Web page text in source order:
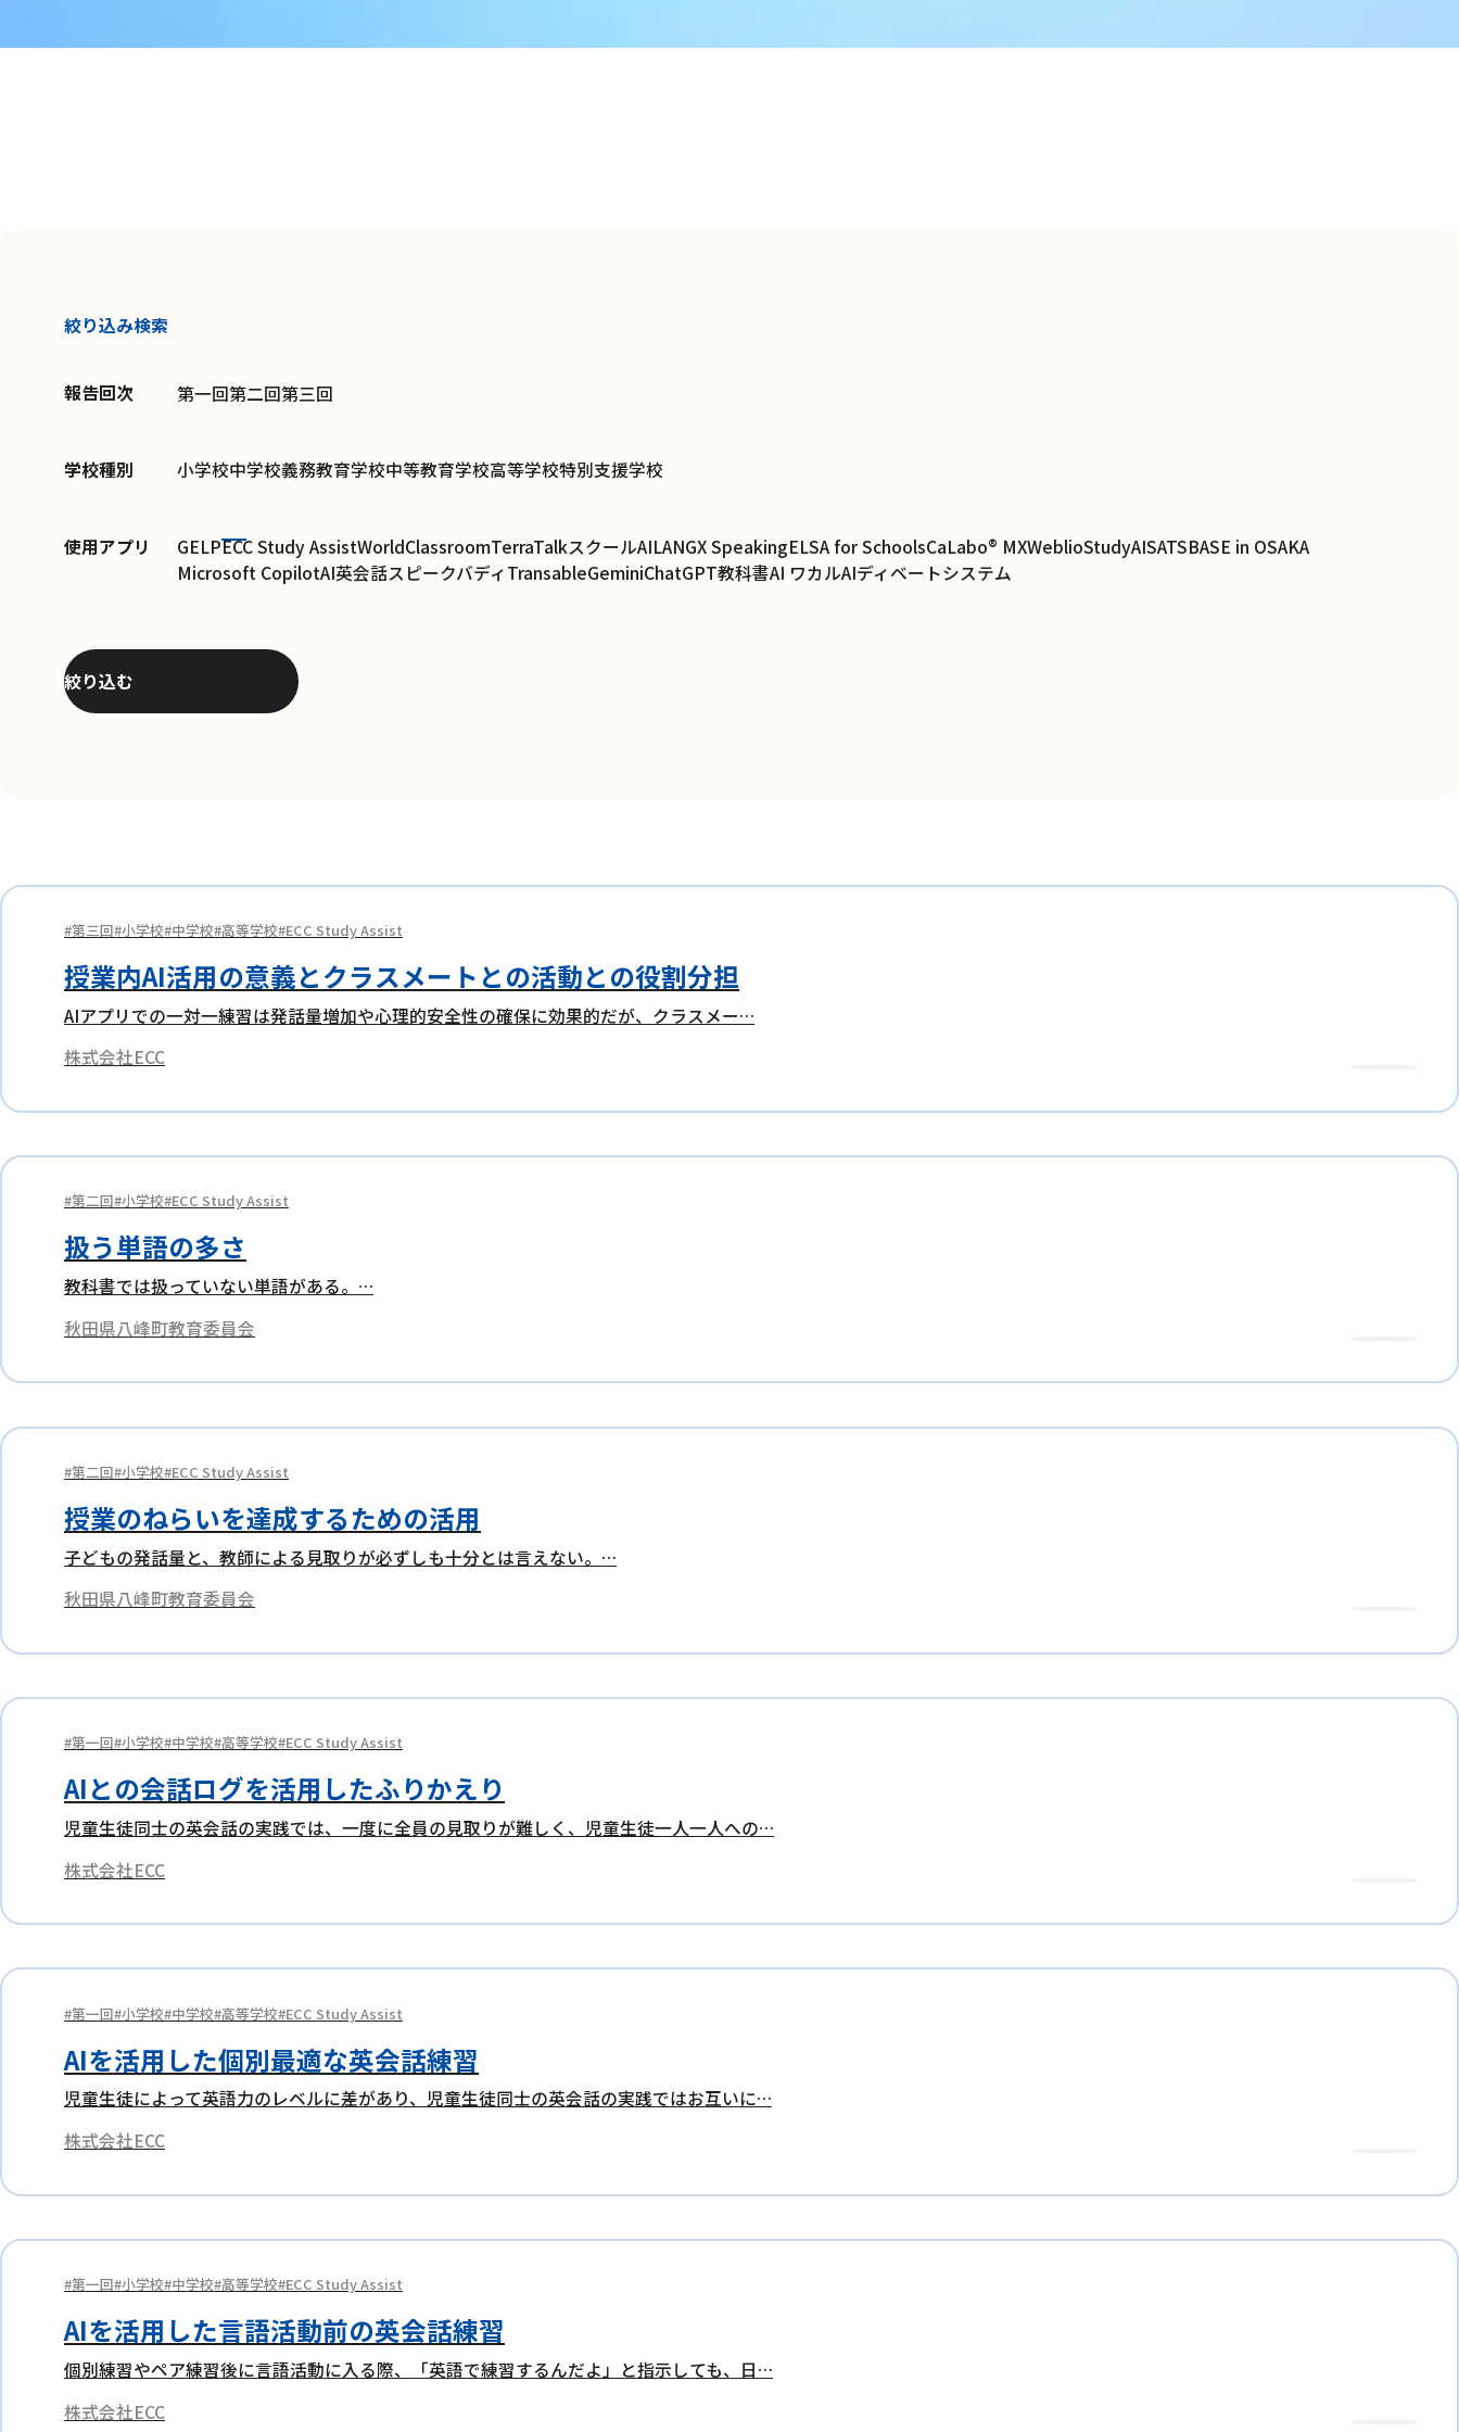
絞り込み検索
報告回次 第一回第二回第三回
学校種別 小学校中学校義務教育学校中等教育学校高等学校特別支援学校
使用アプリ GELPECC Study AssistWorldClassroomTerraTalkスクールAILANGX SpeakingELSA for SchoolsCaLabo® MXWeblioStudyAISATSBASE in OSAKA
Microsoft CopilotAI英会話スピークバディTransableGeminiChatGPT教科書AI ワカルAIディベートシステム
絞り込む
第三回 小学校 中学校 高等学校 ECC Study Assist
授業内AI活用の意義とクラスメートとの活動との役割分担
AIアプリでの一対一練習は発話量増加や心理的安全性の確保に効果的だが、クラスメー…
株式会社ECC
第二回 小学校 ECC Study Assist
扱う単語の多さ
教科書では扱っていない単語がある。…
秋田県八峰町教育委員会
第二回 小学校 ECC Study Assist
授業のねらいを達成するための活用
子どもの発話量と、教師による見取りが必ずしも十分とは言えない。…
秋田県八峰町教育委員会
第一回 小学校 中学校 高等学校 ECC Study Assist
AIとの会話ログを活用したふりかえり
児童生徒同士の英会話の実践では、一度に全員の見取りが難しく、児童生徒一人一人への…
株式会社ECC
第一回 小学校 中学校 高等学校 ECC Study Assist
AIを活用した個別最適な英会話練習
児童生徒によって英語力のレベルに差があり、児童生徒同士の英会話の実践ではお互いに…
株式会社ECC
第一回 小学校 中学校 高等学校 ECC Study Assist
AIを活用した言語活動前の英会話練習
個別練習やペア練習後に言語活動に入る際、「英語で練習するんだよ」と指示しても、日…
株式会社ECC